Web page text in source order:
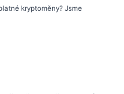
kryptoměny? Jsme